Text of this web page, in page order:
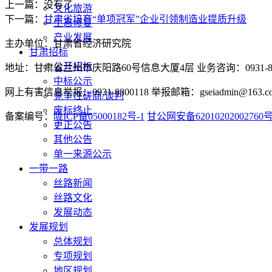
文化旅游
生态修复
产业发展
甘肃招标
公开招标
中标公示
竞争性磋商/谈判
废标终止
更正公告
其他公告
单一来源公示
一带一路
丝路新闻
丝路文化
发展动态
发展规划
总体规划
专项规划
上一篇：没有了
下一篇： 甘肃省培育“单项冠军”企业引领制造业提质升级
主办单位：甘肃省经济研究院
地址：甘肃省兰州市庆阳路60号信息大厦4层 业务咨询：0931-
网上有害信息举报：0931-8800118 举报邮箱：
备案编号： 陇ICP备05000182号-1 甘公网安备62010202002760号